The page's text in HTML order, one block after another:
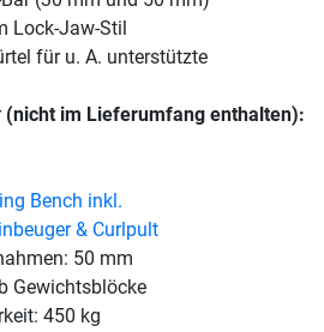
Lock-Jaw-Stil
für u. A. unterstützte
(nicht im Lieferumfang enthalten):
Bench inkl.
& Curlpult
50 mm
Gewichtsblöcke
450 kg